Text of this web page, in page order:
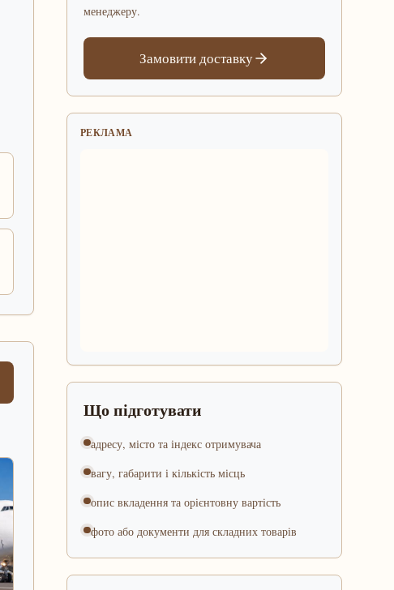
менеджеру.
Замовити доставку
РЕКЛАМА
Що підготувати
адресу, місто та індекс отримувача
вагу, габарити і кількість місць
опис вкладення та орієнтовну вартість
фото або документи для складних товарів